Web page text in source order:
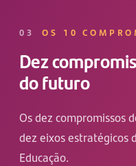
03 OS 10
Dez
do futuro
Os dez compromissos
dez eixos estratégicos
Educação.